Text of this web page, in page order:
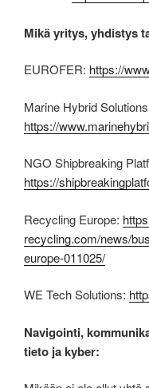
Mikä yritys, yhdistys
EUROFER: https://
Marine Hybrid
https://
NGO Shipbreaking
https://
Recycling Europe:
recycling.com/news/
europe-011025/
WE Tech Solutions:
Navigointi,
tieto ja kyber: